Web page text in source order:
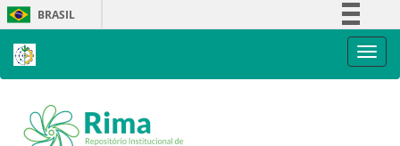
Skip
navigation
BRASIL